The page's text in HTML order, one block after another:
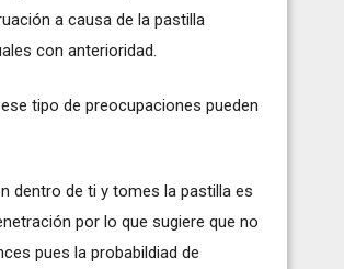
a causa de la pastilla
con anterioridad.
tipo de preocupaciones pueden
dentro de ti y tomes la pastilla es
por lo que sugiere que no
pues la probabildiad de